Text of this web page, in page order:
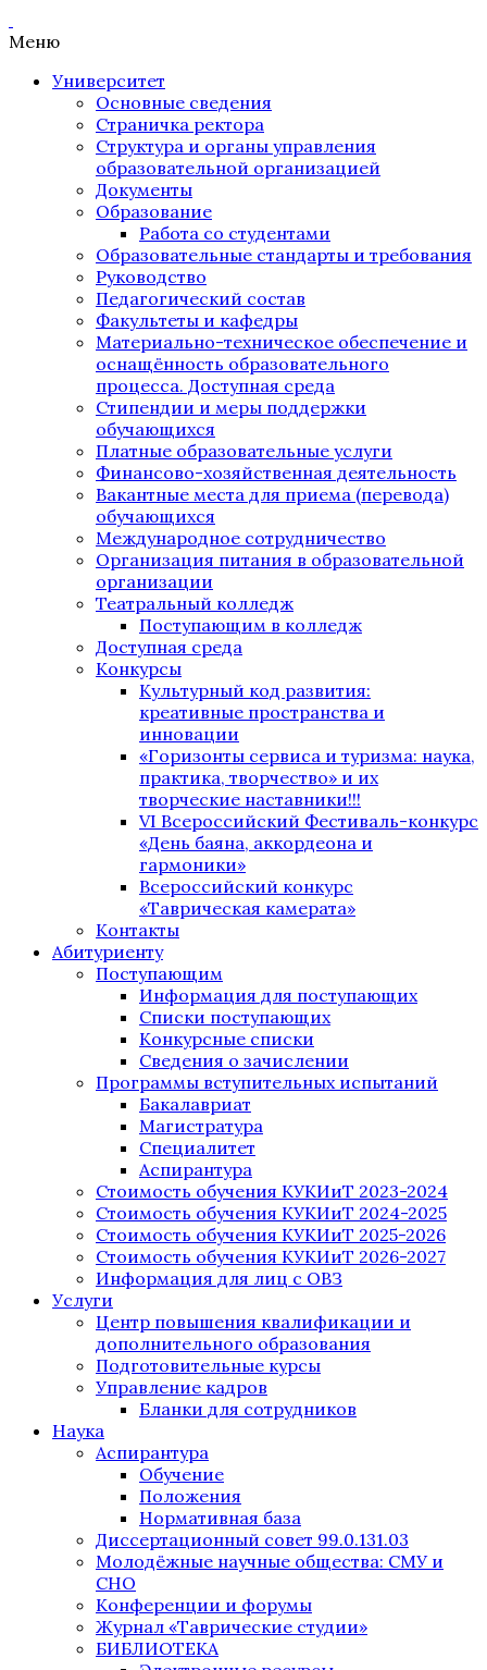
Меню
Университет
Основные сведения
Страничка ректора
Структура и органы управления
образовательной организацией
Документы
Образование
Работа со студентами
Образовательные стандарты и требования
Руководство
Педагогический состав
Факультеты и кафедры
Материально-техническое обеспечение и
оснащённость образовательного
процесса. Доступная среда
Стипендии и меры поддержки
обучающихся
Платные образовательные услуги
Финансово-хозяйственная деятельность
Вакантные места для приема (перевода)
обучающихся
Международное сотрудничество
Организация питания в образовательной
организации
Театральный колледж
Поступающим в колледж
Доступная среда
Конкурсы
Культурный код развития:
креативные пространства и
инновации
«Горизонты сервиса и туризма: наука,
практика, творчество» и их
творческие наставники!!!
VI Всероссийский Фестиваль-конкурс
«День баяна, аккордеона и
гармоники»
Всероссийский конкурс
«Таврическая камерата»
Контакты
Абитуриенту
Поступающим
Информация для поступающих
Списки поступающих
Конкурсные списки
Сведения о зачислении
Программы вступительных испытаний
Бакалавриат
Магистратура
Специалитет
Аспирантура
Стоимость обучения КУКИиТ 2023-2024
Стоимость обучения КУКИиТ 2024-2025
Стоимость обучения КУКИиТ 2025-2026
Стоимость обучения КУКИиТ 2026-2027
Информация для лиц с ОВЗ
Услуги
Центр повышения квалификации и
дополнительного образования
Подготовительные курсы
Управление кадров
Бланки для сотрудников
Наука
Аспирантура
Обучение
Положения
Нормативная база
Диссертационный совет 99.0.131.03
Молодёжные научные общества: СМУ и
СНО
Конференции и форумы
Журнал «Таврические студии»
БИБЛИОТЕКА